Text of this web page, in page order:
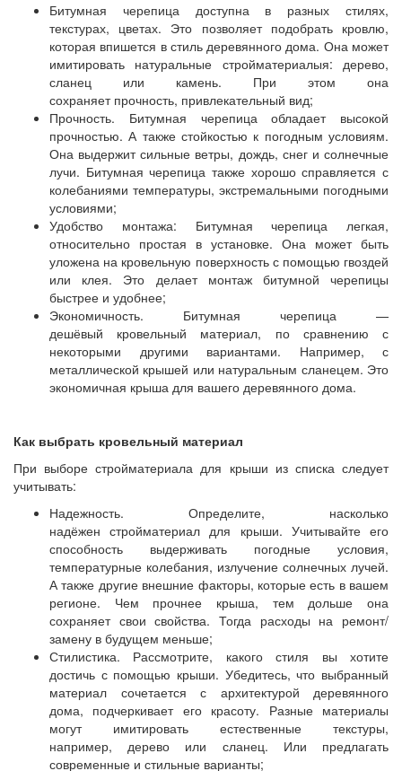
Битумная черепица доступна в разных стилях,
текстурах, цветах. Это позволяет подобрать кровлю,
которая впишется в стиль деревянного дома. Она может
имитировать натуральные стройматериалыя: дерево,
сланец или камень. При этом она
сохраняет прочность, привлекательный вид;
Прочность. Битумная черепица обладает высокой
прочностью. А также стойкостью к погодным условиям.
Она выдержит сильные ветры, дождь, снег и солнечные
лучи. Битумная черепица также хорошо справляется с
колебаниями температуры, экстремальными погодными
условиями;
Удобство монтажа: Битумная черепица легкая,
относительно простая в установке. Она может быть
уложена на кровельную поверхность с помощью гвоздей
или клея. Это делает монтаж битумной черепицы
быстрее и удобнее;
Экономичность. Битумная черепица —
дешёвый кровельный материал, по сравнению с
некоторыми другими вариантами. Например, с
металлической крышей или натуральным сланецем. Это
экономичная крыша для вашего деревянного дома.
Как выбрать кровельный материал
При выборе стройматериала для крыши из списка следует
учитывать:
Надежность. Определите, насколько
надёжен стройматериал для крыши. Учитывайте его
способность выдерживать погодные условия,
температурные колебания, излучение солнечных лучей.
А также другие внешние факторы, которые есть в вашем
регионе. Чем прочнее крыша, тем дольше она
сохраняет свои свойства. Тогда расходы на ремонт/
замену в будущем меньше;
Стилистика. Рассмотрите, какого стиля вы хотите
достичь с помощью крыши. Убедитесь, что выбранный
материал сочетается с архитектурой деревянного
дома, подчеркивает его красоту. Разные материалы
могут имитировать естественные текстуры,
например, дерево или сланец. Или предлагать
современные и стильные варианты;